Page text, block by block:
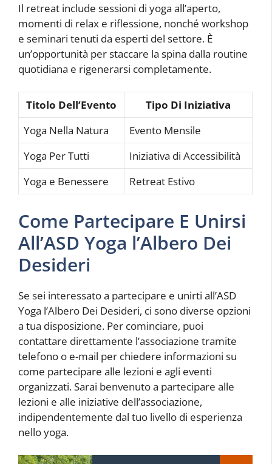
Il retreat include sessioni di yoga all’aperto,
momenti di relax e riflessione, nonché workshop
e seminari tenuti da esperti del settore. È
un’opportunità per staccare la spina dalla routine
quotidiana e rigenerarsi completamente.
Titolo Dell’Evento
Tipo Di Iniziativa
Yoga Nella Natura
Evento Mensile
Yoga Per Tutti
Iniziativa di Accessibilità
Yoga e Benessere
Retreat Estivo
Come Partecipare E Unirsi
All’ASD Yoga l’Albero Dei
Desideri
Se sei interessato a partecipare e unirti all’ASD
Yoga l’Albero Dei Desideri, ci sono diverse opzioni
a tua disposizione. Per cominciare, puoi
contattare direttamente l’associazione tramite
telefono o e-mail per chiedere informazioni su
come partecipare alle lezioni e agli eventi
organizzati. Sarai benvenuto a partecipare alle
lezioni e alle iniziative dell’associazione,
indipendentemente dal tuo livello di esperienza
nello yoga.